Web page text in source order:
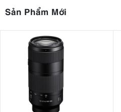
Sản Phẩm Mới